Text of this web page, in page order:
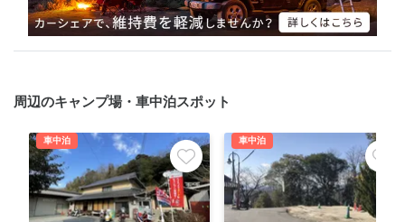
周辺のキャンプ場・車中泊スポット
車中泊 車中泊